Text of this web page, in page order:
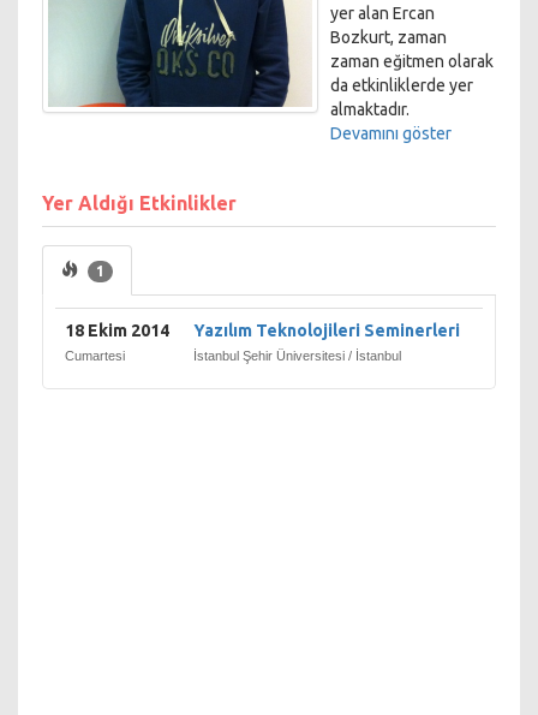
yer alan Ercan
Bozkurt, zaman
zaman eğitmen olarak
da etkinliklerde yer
almaktadır.
Devamını göster
Yer Aldığı Etkinlikler
1
18 Ekim 2014
Cumartesi
Yazılım Teknolojileri Seminerleri
İstanbul Şehir Üniversitesi / İstanbul